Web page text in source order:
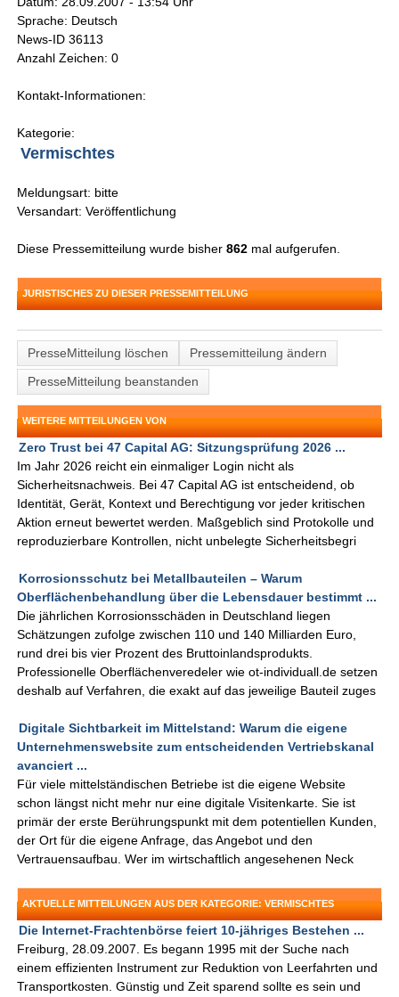
Sprache: Deutsch
News-ID 36113
Anzahl Zeichen: 0
Kontakt-Informationen:
Kategorie:
Vermischtes
Meldungsart: bitte
Versandart: Veröffentlichung
Diese Pressemitteilung wurde bisher862 mal aufgerufen.
JURISTISCHES ZU DIESER PRESSEMITTEILUNG
PresseMitteilung löschen
Pressemitteilung ändern
PresseMitteilung beanstanden
WEITERE MITTEILUNGEN VON
Zero Trust bei 47 Capital AG: Sitzungsprüfung 2026 ...
Im Jahr 2026 reicht ein einmaliger Login nicht als
Sicherheitsnachweis. Bei 47 Capital AG ist entscheidend, ob
Identität, Gerät, Kontext und Berechtigung vor jeder kritischen
Aktion erneut bewertet werden. Maßgeblich sind Protokolle und
reproduzierbare Kontrollen, nicht unbelegte Sicherheitsbegri
Korrosionsschutz bei Metallbauteilen – Warum
Oberflächenbehandlung über die Lebensdauer bestimmt ...
Die jährlichen Korrosionsschäden in Deutschland liegen
Schätzungen zufolge zwischen 110 und 140 Milliarden Euro,
rund drei bis vier Prozent des Bruttoinlandsprodukts.
Professionelle Oberflächenveredeler wie ot-individuall.de setzen
deshalb auf Verfahren, die exakt auf das jeweilige Bauteil zuges
Digitale Sichtbarkeit im Mittelstand: Warum die eigene
Unternehmenswebsite zum entscheidenden Vertriebskanal
avanciert ...
Für viele mittelständischen Betriebe ist die eigene Website
schon längst nicht mehr nur eine digitale Visitenkarte. Sie ist
primär der erste Berührungspunkt mit dem potentiellen Kunden,
der Ort für die eigene Anfrage, das Angebot und den
Vertrauensaufbau. Wer im wirtschaftlich angesehenen Neck
AKTUELLE MITTEILUNGEN AUS DER KATEGORIE: VERMISCHTES
Die Internet-Frachtenbörse feiert 10-jähriges Bestehen ...
Freiburg, 28.09.2007. Es begann 1995 mit der Suche nach
einem effizienten Instrument zur Reduktion von Leerfahrten und
Transportkosten. Günstig und Zeit sparend sollte es sein und